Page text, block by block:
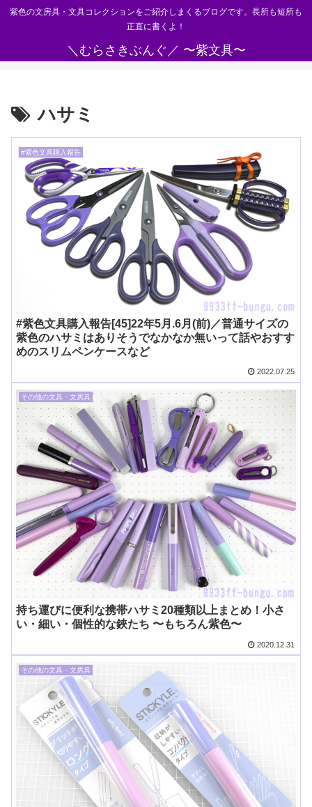
紫色の文房具・文具コレクションをご紹介しまくるブログです。長所も短所も
正直に書くよ！
＼むらさきぶんぐ／ 〜紫文具〜
ハサミ
#紫色文具購入報告
#紫色文具購入報告[45]22年5月.6月(前)／普通サイズの
紫色のハサミはありそうでなかなか無いって話やおすす
めのスリムペンケースなど
2022.07.25
その他の文具・文房具
持ち運びに便利な携帯ハサミ20種類以上まとめ！小さ
い・細い・個性的な鋏たち 〜もちろん紫色〜
2020.12.31
その他の文具・文房具